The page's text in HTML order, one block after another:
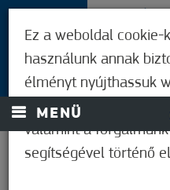
MENÜ
Ez a weboldal cookie-
használunk annak
élményt nyújthassuk
és a hirdetések
valamint a
segítségével történő